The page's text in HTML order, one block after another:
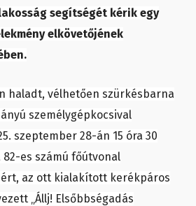
segítségét kérik egy
elkövetőjének
haladt, vélhetően szürkésbarna
személygépkocsival
szeptember 28-án 15 óra 30
es számú főútvonal
az ott kialakított kerékpáros
„Állj! Elsőbbségadás